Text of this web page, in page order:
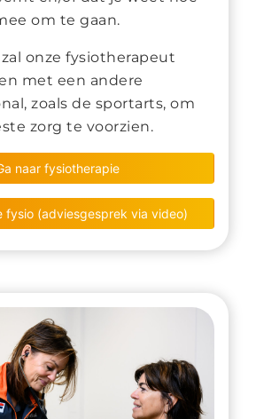
om te gaan.
onze fysiotherapeut
met een andere
zoals de sportarts, om
zorg te voorzien.
naar fysiotherapie
fysio (adviesgesprek via video)